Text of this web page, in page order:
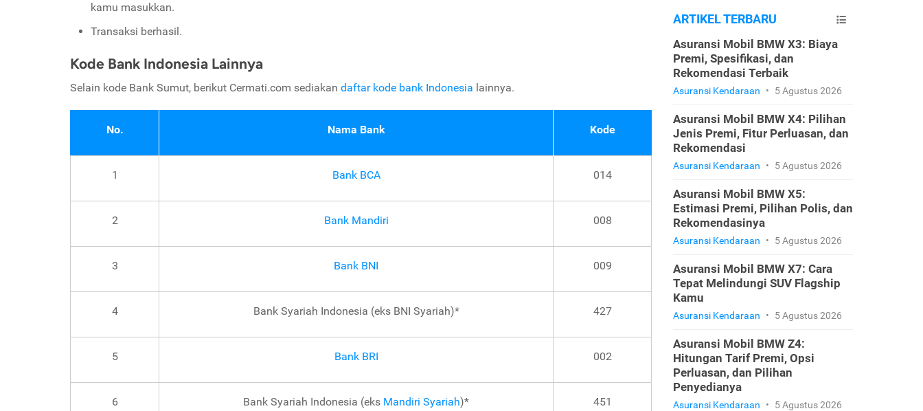
kamu masukkan.
Transaksi berhasil.
Kode Bank Indonesia Lainnya
Selain kode Bank Sumut, berikut Cermati.com sediakan daftar kode bank Indonesia lainnya.
No. Nama Bank Kode
1 Bank BCA 014
2 Bank Mandiri 008
3 Bank BNI 009
4 Bank Syariah Indonesia (eks BNI Syariah)* 427
5 Bank BRI 002
6 Bank Syariah Indonesia (eks Mandiri Syariah)* 451
ARTIKEL TERBARU
Asuransi Mobil BMW X3: Biaya
Premi, Spesifikasi, dan
Rekomendasi Terbaik
Asuransi Kendaraan • 5 Agustus 2026
Asuransi Mobil BMW X4: Pilihan
Jenis Premi, Fitur Perluasan, dan
Rekomendasi
Asuransi Kendaraan • 5 Agustus 2026
Asuransi Mobil BMW X5:
Estimasi Premi, Pilihan Polis, dan
Rekomendasinya
Asuransi Kendaraan • 5 Agustus 2026
Asuransi Mobil BMW X7: Cara
Tepat Melindungi SUV Flagship
Kamu
Asuransi Kendaraan • 5 Agustus 2026
Asuransi Mobil BMW Z4:
Hitungan Tarif Premi, Opsi
Perluasan, dan Pilihan
Penyedianya
Asuransi Kendaraan • 5 Agustus 2026